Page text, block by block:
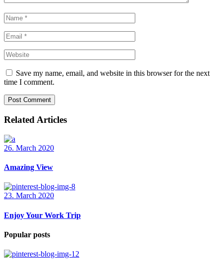
Save my name, email, and website in this browser for the next
time I comment.
Post Comment
Related Articles
26. March 2020
Amazing View
23. March 2020
Enjoy Your Work Trip
Popular posts